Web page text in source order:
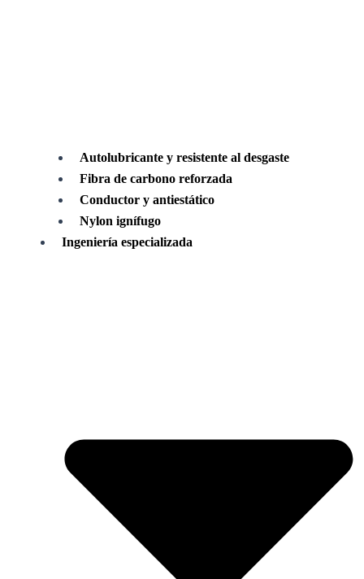
Autolubricante y resistente al desgaste
Fibra de carbono reforzada
Conductor y antiestático
Nylon ignífugo
Ingeniería especializada